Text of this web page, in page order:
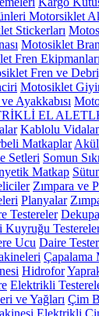
Motorsiklet
Stickerları
Motosiklet
Fren Ekipmanları
Fren ve
Motosiklet
Ayakkabısı
EL
Kablolu
Matkaplar
Setleri Somun
Matkap
Zımpara ve
Planyalar
Testereler
Kuyruğu
Ucu Daire
Çapalama
Hidrofor
Elektrikli
ve Yağları Çim
Elektrikli